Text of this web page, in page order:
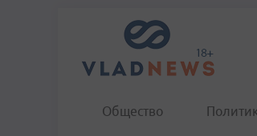
Общество